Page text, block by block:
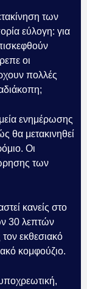
των
εύλογη: για
οι
πολλές
ενημέρωσης
θα μετακινηθεί
Οι
των
κανείς στο
30 λεπτών
εκθεσιακό
κομφούζιο.